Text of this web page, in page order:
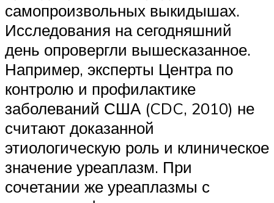
самопроизвольных выкидышах.
Исследования на сегодняшний
день опровергли вышесказанное.
Например, эксперты Центра по
контролю и профилактике
заболеваний США (CDC, 2010) не
считают доказанной
этиологическую роль и клиническое
значение уреаплазм. При
сочетании же уреаплазмы с